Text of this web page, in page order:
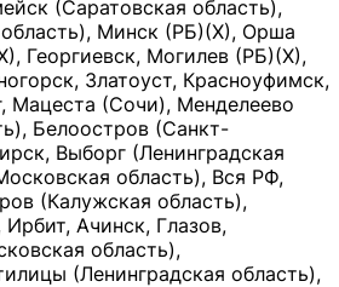
(Саратовская область),
Минск (РБ)(Х), Орша
Георгиевск, Могилев (РБ)(Х),
Златоуст, Красноуфимск,
Мацеста (Сочи), Менделеево
Белоостров (Санкт-
Выборг (Ленинградская
область), Вся РФ,
(Калужская область),
Ачинск, Глазов,
область),
(Ленинградская область),